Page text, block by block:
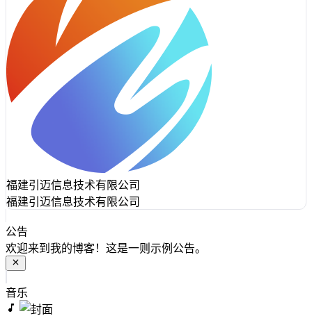
福建引迈信息技术有限公司
福建引迈信息技术有限公司
公告
欢迎来到我的博客！这是一则示例公告。
音乐